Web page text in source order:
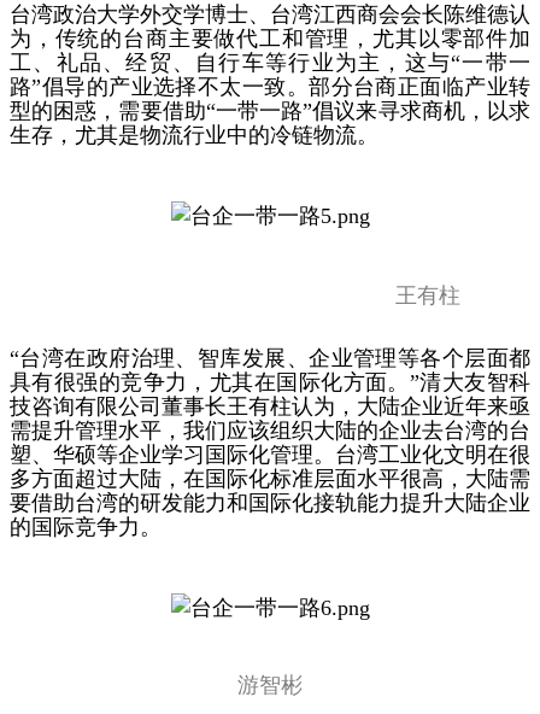
台湾政治大学外交学博士、台湾江西商会会长陈维德认
为，传统的台商主要做代工和管理，尤其以零部件加
工、礼品、经贸、自行车等行业为主，这与“一带一
路”倡导的产业选择不太一致。部分台商正面临产业转
型的困惑，需要借助“一带一路”倡议来寻求商机，以求
生存，尤其是物流行业中的冷链物流。
王有柱
“台湾在政府治理、智库发展、企业管理等各个层面都
具有很强的竞争力，尤其在国际化方面。”清大友智科
技咨询有限公司董事长王有柱认为，大陆企业近年来亟
需提升管理水平，我们应该组织大陆的企业去台湾的台
塑、华硕等企业学习国际化管理。台湾工业化文明在很
多方面超过大陆，在国际化标准层面水平很高，大陆需
要借助台湾的研发能力和国际化接轨能力提升大陆企业
的国际竞争力。
游智彬